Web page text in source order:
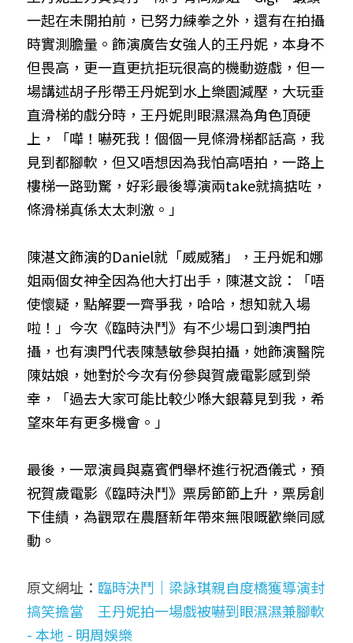
一起在未開拍前，已努力練拳之外，還有在拍攝
時實測膽量。飾演廣告女強人的王丹妮，本身不
但畏高，更一直更抗拒玩很高的機動遊戲，但一
場講述胡子彤帶王丹妮到水上樂園減壓，大玩垂
直滑梯的戲分時，王丹妮則眼濕濕為角色頂硬
上，「嘩！嚇死我！個個一見條滑梯都話高，我
見到都腳軟，但又唔想因為我怕高唔拍，一路上
樓梯一路勁驚，好彩最後導演兩take就搞掂咗，
條滑梯真係太太刺激。」
陳湛文飾演的Daniel就「威威豬」，王丹妮和娜
姐兩個女神全因為他大打出手，陳湛文說：「唔
使懷疑，點解要一齊爭我，哈哈，想知就入場
啦！」今次《臨時決鬥》有不少場口到澳門拍
攝，也有澳門代表陳慧敏參與拍攝，她飾演醫院
陳姑娘，她對於今次有份參與賀歲電影感到榮
幸，「過去大家可能比較少喺大銀幕見到我，希
望來年有更多機會。」
最後，一眾演員與嘉賓們舉杯進行祝酒儀式，預
祝賀歲電影《臨時決鬥》票房節節上升，票房創
下佳績，為觀眾在農曆新年帶來無限嘅歡樂同感
動。
原文網址： 臨時決鬥｜梁詠琪親自度橋獲導演封
搞笑擔當　王丹妮拍一場戲被嚇到眼濕濕兼腳軟
- 本地 - 明周娛樂